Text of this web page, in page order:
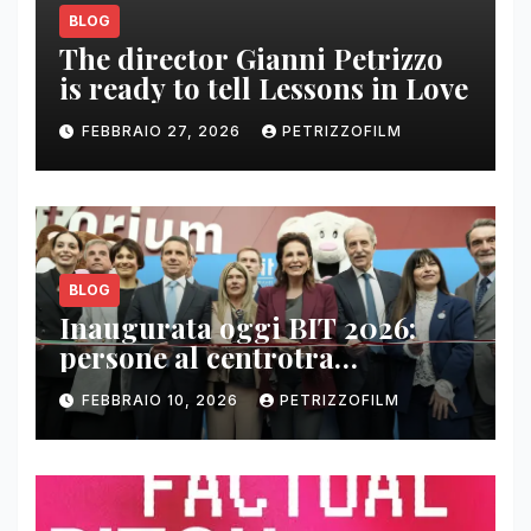
BLOG
The director Gianni Petrizzo
is ready to tell Lessons in Love
FEBBRAIO 27, 2026 PETRIZZOFILM
BLOG
Inaugurata oggi BIT 2026:
persone al centrotra
contenuti, relazioni e business
FEBBRAIO 10, 2026 PETRIZZOFILM